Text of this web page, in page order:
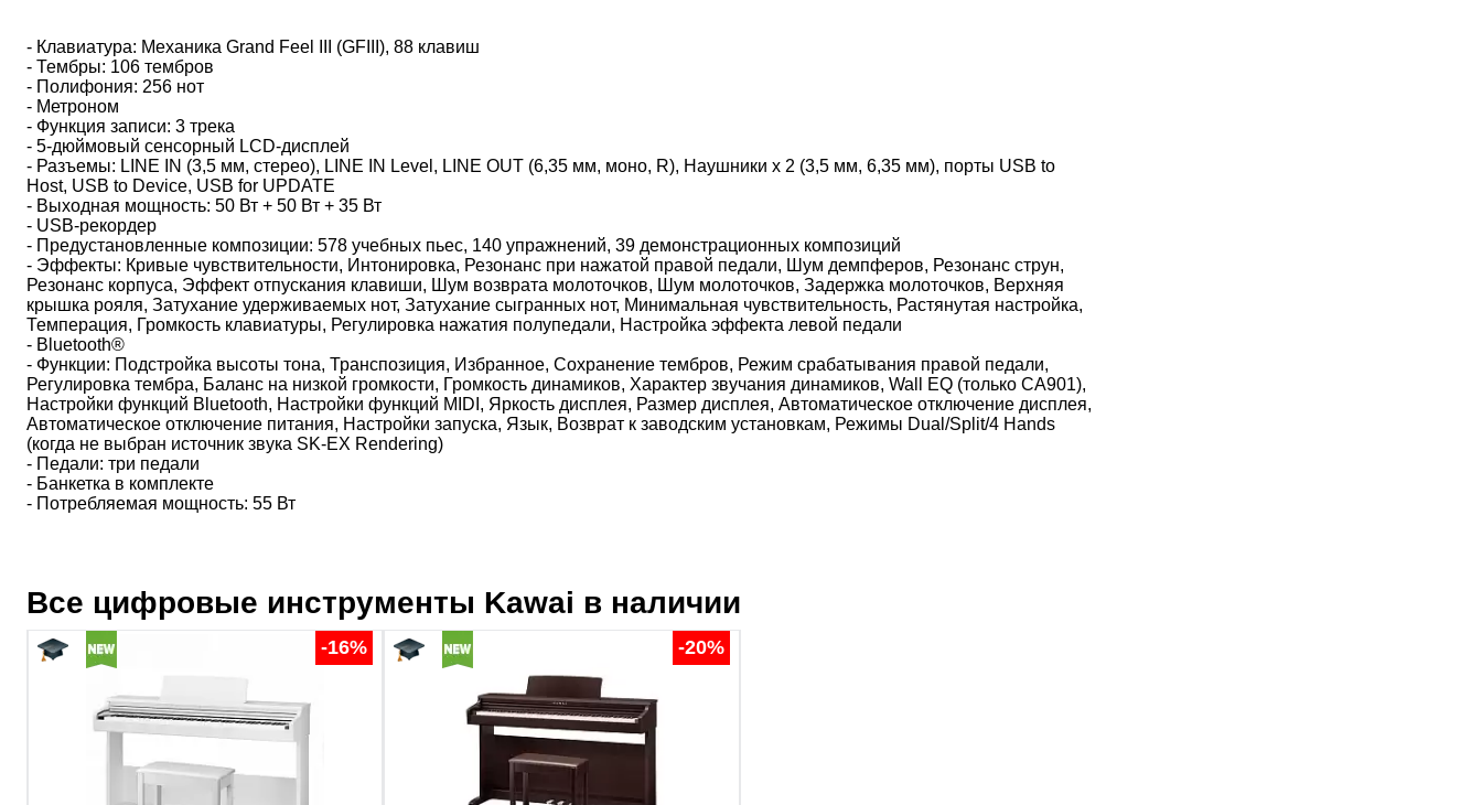
- Клавиатура: Механика Grand Feel III (GFIII), 88 клавиш
- Тембры: 106 тембров
- Полифония: 256 нот
- Метроном
- Функция записи: 3 трека
- 5-дюймовый сенсорный LCD-дисплей
- Разъемы: LINE IN (3,5 мм, стерео), LINE IN Level, LINE OUT (6,35 мм, моно, R), Наушники x 2 (3,5 мм, 6,35 мм), порты USB to
Host, USB to Device, USB for UPDATE
- Выходная мощность: 50 Вт + 50 Вт + 35 Вт
- USB-рекордер
- Предустановленные композиции: 578 учебных пьес, 140 упражнений, 39 демонстрационных композиций
- Эффекты: Кривые чувствительности, Интонировка, Резонанс при нажатой правой педали, Шум демпферов, Резонанс струн,
Резонанс корпуса, Эффект отпускания клавиши, Шум возврата молоточков, Шум молоточков, Задержка молоточков, Верхняя
крышка рояля, Затухание удерживаемых нот, Затухание сыгранных нот, Минимальная чувствительность, Растянутая настройка,
Темперация, Громкость клавиатуры, Регулировка нажатия полупедали, Настройка эффекта левой педали
- Bluetooth®
- Функции: Подстройка высоты тона, Транспозиция, Избранное, Сохранение тембров, Режим срабатывания правой педали,
Регулировка тембра, Баланс на низкой громкости, Громкость динамиков, Характер звучания динамиков, Wall EQ (только CA901),
Настройки функций Bluetooth, Настройки функций MIDI, Яркость дисплея, Размер дисплея, Автоматическое отключение дисплея,
Автоматическое отключение питания, Настройки запуска, Язык, Возврат к заводским установкам, Режимы Dual/Split/4 Hands
(когда не выбран источник звука SK-EX Rendering)
- Педали: три педали
- Банкетка в комплекте
- Потребляемая мощность: 55 Вт
Все цифровые инструменты Kawai в наличии
-16% -20%